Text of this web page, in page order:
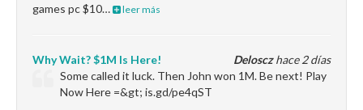
games pc $10…
leer más
Delosczhace 2 días
Why Wait? $1M Is Here!
Some called it luck. Then John won 1M. Be next! Play
Now Here =&gt; is.gd/pe4qST